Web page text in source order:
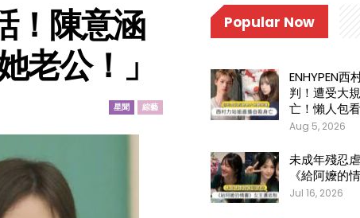
！陳意涵
老公！」
星聞 綜藝
Popular Now
ENHYPEN
判！遭受大
亡！懶人包
Aug 5, 2026
未成年殘忍
《給阿嬤的
Jul 16, 2026